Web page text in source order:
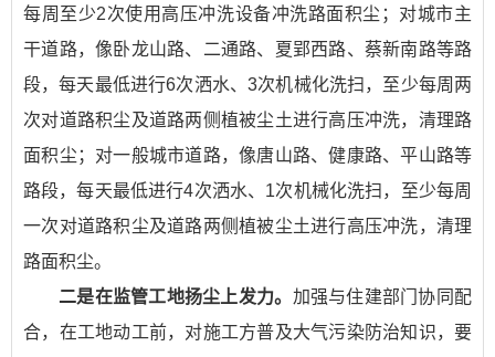
每周至少2次使用高压冲洗设备冲洗路面积尘；对城市主
干道路，像卧龙山路、二通路、夏郢西路、蔡新南路等路
段，每天最低进行6次洒水、3次机械化洗扫，至少每周两
次对道路积尘及道路两侧植被尘土进行高压冲洗，清理路
面积尘；对一般城市道路，像唐山路、健康路、平山路等
路段，每天最低进行4次洒水、1次机械化洗扫，至少每周
一次对道路积尘及道路两侧植被尘土进行高压冲洗，清理
路面积尘。
二是在监管工地扬尘上发力。 加强与住建部门协同配
合，在工地动工前，对施工方普及大气污染防治知识，要